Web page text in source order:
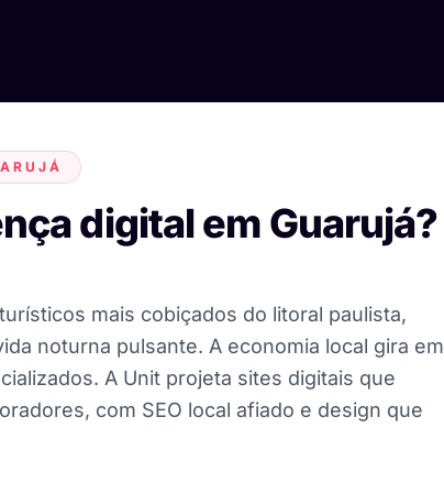
digital em Guarujá?
mais cobiçados do litoral paulista,
noturna pulsante. A economia local gira em
A Unit projeta sites digitais que
com SEO local afiado e design que